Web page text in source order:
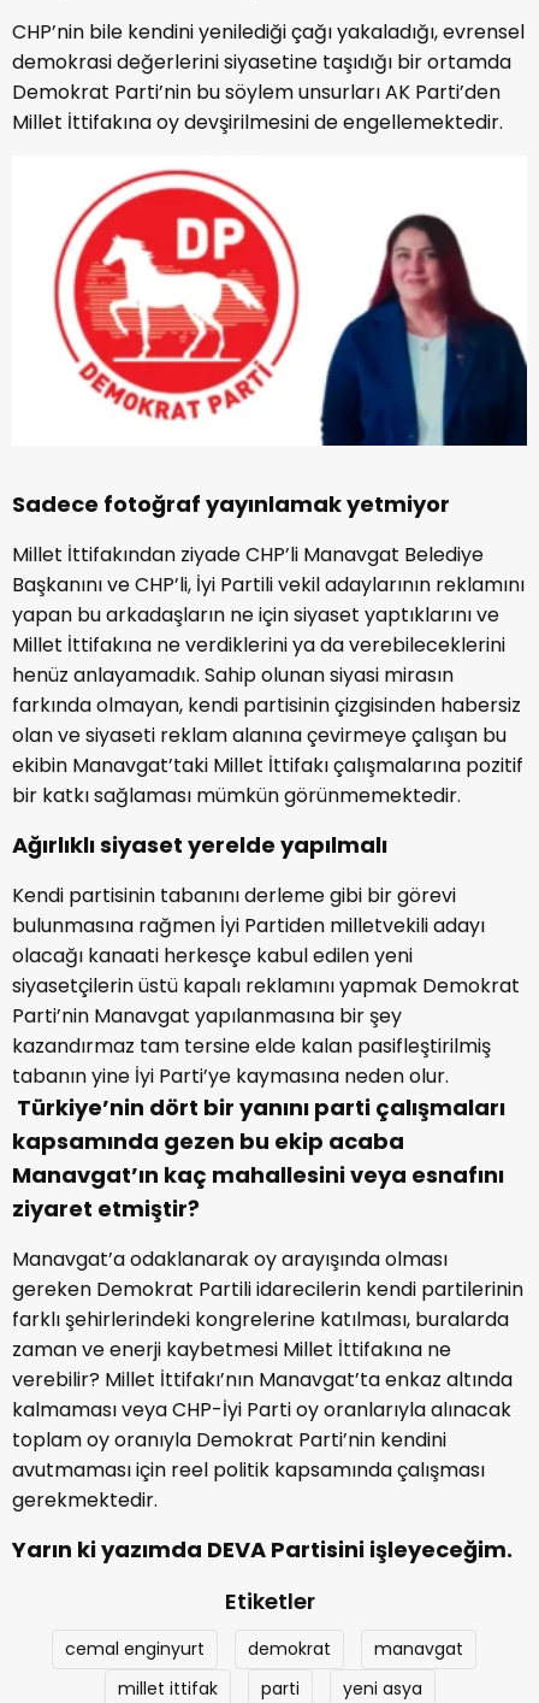
CHP’nin bile kendini yenilediği çağı yakaladığı, evrensel
demokrasi değerlerini siyasetine taşıdığı bir ortamda
Demokrat Parti’nin bu söylem unsurları AK Parti’den
Millet İttifakına oy devşirilmesini de engellemektedir.
Sadece fotoğraf yayınlamak yetmiyor
Millet İttifakından ziyade CHP’li Manavgat Belediye
Başkanını ve CHP’li, İyi Partili vekil adaylarının reklamını
yapan bu arkadaşların ne için siyaset yaptıklarını ve
Millet İttifakına ne verdiklerini ya da verebileceklerini
henüz anlayamadık. Sahip olunan siyasi mirasın
farkında olmayan, kendi partisinin çizgisinden habersiz
olan ve siyaseti reklam alanına çevirmeye çalışan bu
ekibin Manavgat’taki Millet İttifakı çalışmalarına pozitif
bir katkı sağlaması mümkün görünmemektedir.
Ağırlıklı siyaset yerelde yapılmalı
Kendi partisinin tabanını derleme gibi bir görevi
bulunmasına rağmen İyi Partiden milletvekili adayı
olacağı kanaati herkesçe kabul edilen yeni
siyasetçilerin üstü kapalı reklamını yapmak Demokrat
Parti’nin Manavgat yapılanmasına bir şey
kazandırmaz tam tersine elde kalan pasifleştirilmiş
tabanın yine İyi Parti’ye kaymasına neden olur.
Türkiye’nin dört bir yanını parti çalışmaları
kapsamında gezen bu ekip acaba
Manavgat’ın kaç mahallesini veya esnafını
ziyaret etmiştir?
Manavgat’a odaklanarak oy arayışında olması
gereken Demokrat Partili idarecilerin kendi partilerinin
farklı şehirlerindeki kongrelerine katılması, buralarda
zaman ve enerji kaybetmesi Millet İttifakına ne
verebilir? Millet İttifakı’nın Manavgat’ta enkaz altında
kalmaması veya CHP-İyi Parti oy oranlarıyla alınacak
toplam oy oranıyla Demokrat Parti’nin kendini
avutmaması için reel politik kapsamında çalışması
gerekmektedir.
Yarın ki yazımda DEVA Partisini işleyeceğim.
Etiketler
cemal enginyurt demokrat
manavgat
millet ittifak
parti yeni asya